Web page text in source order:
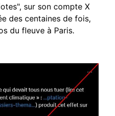
sur son compte X
des centaines de fois,
du fleuve à Paris.